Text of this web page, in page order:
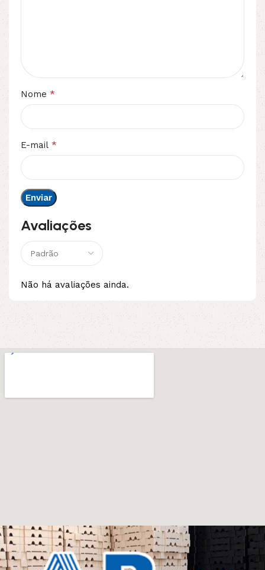
Avaliações
Não há avaliações ainda.
Nome *
E-mail *